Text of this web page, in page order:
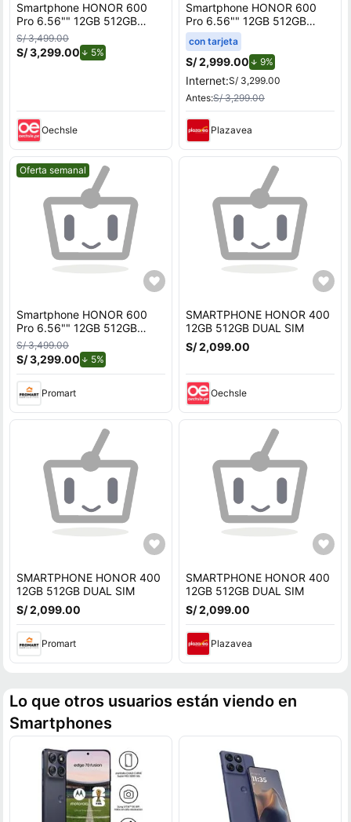
Smartphone HONOR 600
Pro 6.56"" 12GB 512GB
200MP + 50MP + 12MP
Golden
S/ 3,499.00
S/ 3,299.00 5%
Oechsle
Smartphone HONOR 600
Pro 6.56"" 12GB 512GB
200MP + 50MP + 12MP
Golden
con tarjeta
S/ 2,999.00 9%de descuento.
Internet:S/ 3,299.00
Antes:S/ 3,299.00
Plazavea
Mejor precio.
Oferta semanal
Smartphone HONOR 600
Pro 6.56"" 12GB 512GB
200MP + 50MP + 12MP
Golden
S/ 3,499.00
S/ 3,299.00 5%
Promart
SMARTPHONE HONOR 400
12GB 512GB DUAL SIM
S/ 2,099.00
Oechsle
SMARTPHONE HONOR 400
12GB 512GB DUAL SIM
S/ 2,099.00
Promart
SMARTPHONE HONOR 400
12GB 512GB DUAL SIM
S/ 2,099.00
Plazavea
Lo que otros usuarios están viendo en
Smartphones